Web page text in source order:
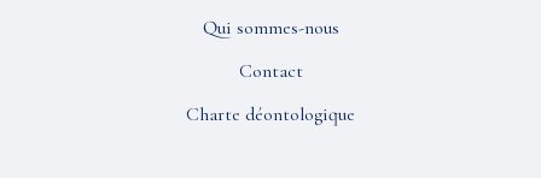
Qui sommes-nous
Contact
Charte déontologique